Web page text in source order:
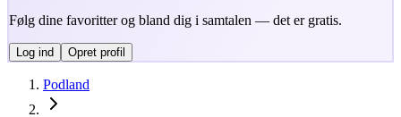
Følg dine favoritter og bland dig i samtalen — det er gratis.
Log ind Opret profil
Podland